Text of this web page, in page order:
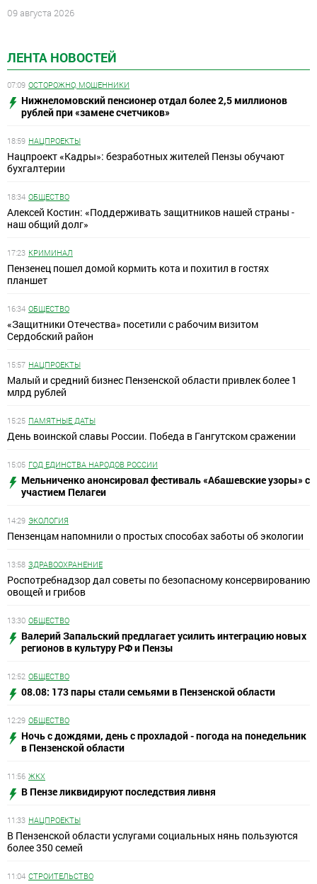
ЛЕНТА НОВОСТЕЙ
07:09 ОСТОРОЖНО, МОШЕННИКИ
Нижнеломовский пенсионер отдал более 2,5 миллионов
рублей при «замене счетчиков»
18:59 НАЦПРОЕКТЫ
Нацпроект «Кадры»: безработных жителей Пензы обучают
бухгалтерии
18:34 ОБЩЕСТВО
Алексей Костин: «Поддерживать защитников нашей страны -
наш общий долг»
17:23 КРИМИНАЛ
Пензенец пошел домой кормить кота и похитил в гостях
планшет
16:34 ОБЩЕСТВО
«Защитники Отечества» посетили с рабочим визитом
Сердобский район
15:57 НАЦПРОЕКТЫ
Малый и средний бизнес Пензенской области привлек более 1
млрд рублей
15:25 ПАМЯТНЫЕ ДАТЫ
День воинской славы России. Победа в Гангутском сражении
15:05 ГОД ЕДИНСТВА НАРОДОВ РОССИИ
Мельниченко анонсировал фестиваль «Абашевские узоры» с
участием Пелагеи
14:29 ЭКОЛОГИЯ
Пензенцам напомнили о простых способах заботы об экологии
13:58 ЗДРАВООХРАНЕНИЕ
Роспотребнадзор дал советы по безопасному консервированию
овощей и грибов
13:30 ОБЩЕСТВО
Валерий Запальский предлагает усилить интеграцию новых
регионов в культуру РФ и Пензы
12:52 ОБЩЕСТВО
08.08: 173 пары стали семьями в Пензенской области
12:29 ОБЩЕСТВО
Ночь с дождями, день с прохладой - погода на понедельник
в Пензенской области
11:56 ЖКХ
В Пензе ликвидируют последствия ливня
11:33 НАЦПРОЕКТЫ
В Пензенской области услугами социальных нянь пользуются
более 350 семей
11:04 СТРОИТЕЛЬСТВО
09 августа 2026